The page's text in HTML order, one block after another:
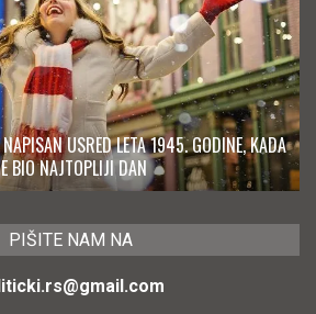
USRED LETA 1945. GODINE, KADA
BIO NAJTOPLIJI DAN
PIŠITE NAM NA